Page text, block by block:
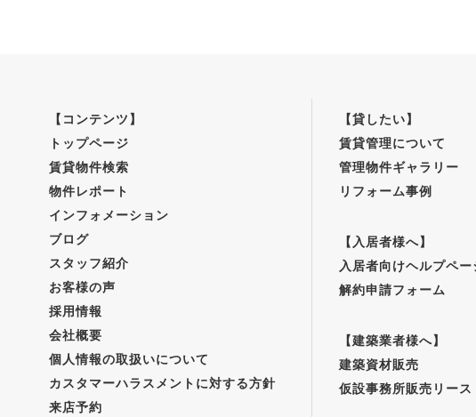
【コンテンツ】
トップページ
賃貸物件検索
物件レポート
インフォメーション
ブログ
スタッフ紹介
お客様の声
採用情報
会社概要
個人情報の取扱いについて
カスタマーハラスメントに対する方針
来店予約
【貸したい】
賃貸管理について
管理物件ギャラリー
リフォーム事例
【入居者様へ】
入居者向けヘルプペー
解約申請フォーム
【建築業者様へ】
建築資材販売
仮設事務所販売リース